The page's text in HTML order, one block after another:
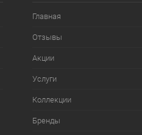
Главная
Отзывы
Акции
Услуги
Коллекции
Бренды